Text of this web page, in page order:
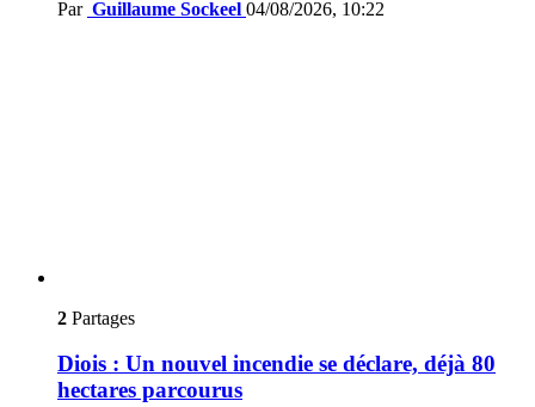
Par Guillaume Sockeel 04/08/2026, 10:22
2 Partages
Diois : Un nouvel incendie se déclare, déjà 80
hectares parcourus